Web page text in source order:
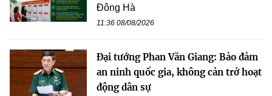
Đông Hà
11:36 08/08/2026
Đại tướng Phan Văn Giang: Bảo đảm
an ninh quốc gia, không cản trở hoạt
động dân sự